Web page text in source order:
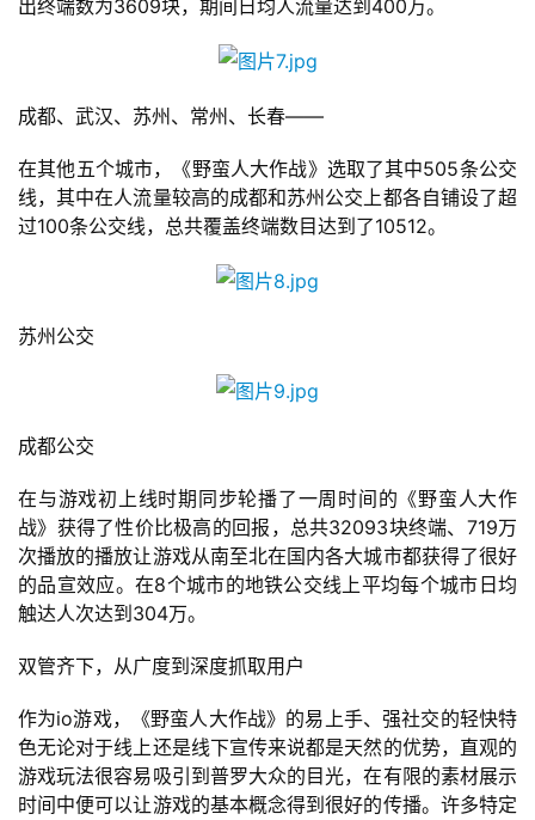
戏
2
0
2
十
三
茶
7
月
3
0
日
游
出终端数为3609块，期间日均人流量达到400万。
成都、武汉、苏州、常州、长春——
在其他五个城市，《野蛮人大作战》选取了其中505条公交
线，其中在人流量较高的成都和苏州公交上都各自铺设了超
过100条公交线，总共覆盖终端数目达到了10512。
苏州公交
成都公交
在与游戏初上线时期同步轮播了一周时间的《野蛮人大作
战》获得了性价比极高的回报，总共32093块终端、719万
次播放的播放让游戏从南至北在国内各大城市都获得了很好
的品宣效应。在8个城市的地铁公交线上平均每个城市日均
触达人次达到304万。
双管齐下，从广度到深度抓取用户
作为io游戏，《野蛮人大作战》的易上手、强社交的轻快特
色无论对于线上还是线下宣传来说都是天然的优势，直观的
游戏玩法很容易吸引到普罗大众的目光，在有限的素材展示
时间中便可以让游戏的基本概念得到很好的传播。许多特定